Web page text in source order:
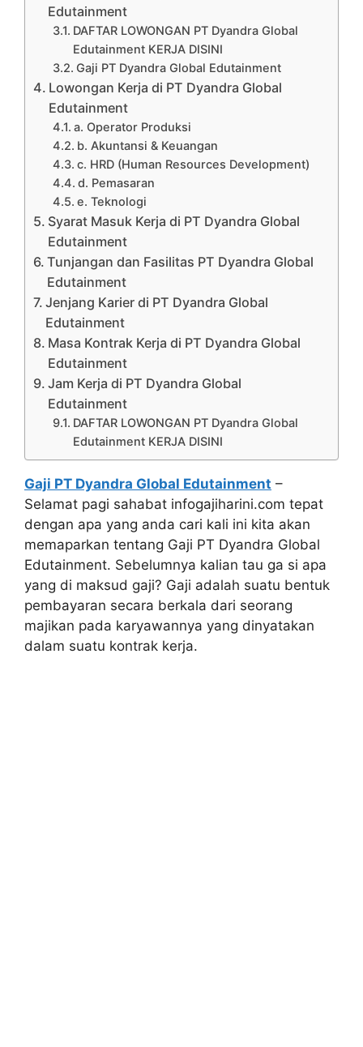
Edutainment
DAFTAR LOWONGAN PT Dyandra Global
Edutainment KERJA DISINI
Gaji PT Dyandra Global Edutainment
Lowongan Kerja di PT Dyandra Global
Edutainment
a. Operator Produksi
b. Akuntansi & Keuangan
c. HRD (Human Resources Development)
d. Pemasaran
e. Teknologi
Syarat Masuk Kerja di PT Dyandra Global
Edutainment
Tunjangan dan Fasilitas PT Dyandra Global
Edutainment
Jenjang Karier di PT Dyandra Global
Edutainment
Masa Kontrak Kerja di PT Dyandra Global
Edutainment
Jam Kerja di PT Dyandra Global
Edutainment
DAFTAR LOWONGAN PT Dyandra Global
Edutainment KERJA DISINI
Gaji PT Dyandra Global Edutainment –
Selamat pagi sahabat infogajiharini.com tepat
dengan apa yang anda cari kali ini kita akan
memaparkan tentang Gaji PT Dyandra Global
Edutainment. Sebelumnya kalian tau ga si apa
yang di maksud gaji? Gaji adalah suatu bentuk
pembayaran secara berkala dari seorang
majikan pada karyawannya yang dinyatakan
dalam suatu kontrak kerja.